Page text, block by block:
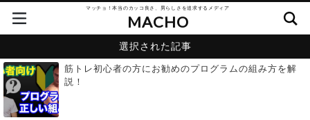
マッチョ！本当のカッコ良さ、男らしさを追求するメディア
MACHO
選択された記事
筋トレ初心者の方にお勧めのプログラムの組み方を解
説！